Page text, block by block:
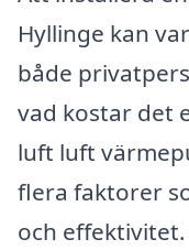
Hyllinge kan
både
vad kostar det
luft luft
flera faktorer
och